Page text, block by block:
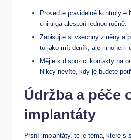
Proveďte pravidelné kontroly –
chirurga alespoň jednou ročně.
Zapisujte si všechny změny a
to jako mít deník, ale mnohem
Mějte k dispozici kontakty na
Nikdy nevíte, kdy je budete
Údržba a péče
implantáty
Prsní implantáty, to je téma, které s